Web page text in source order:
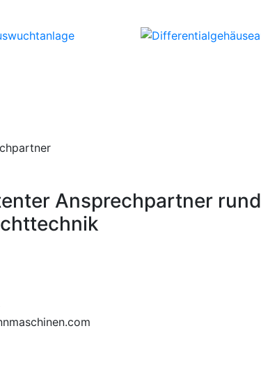
Ansprechpartner rund